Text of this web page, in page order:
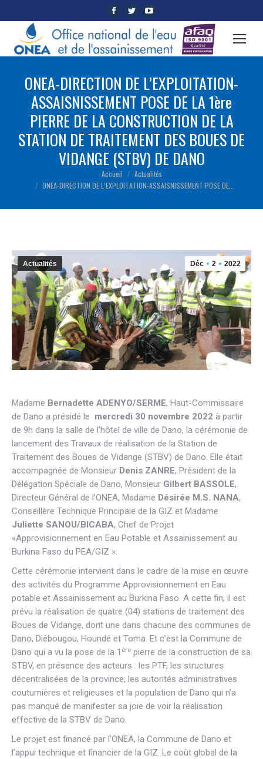
Facebook
opens
in
window
Twitter
opens
in
window
opens
in
window
ONEA-DIRECTION DE L’EXPLOITATION-
ASSAISNISSEMENT POSE DE LA 1ère
PIERRE DE LA CONSTRUCTION DE LA
STATION DE TRAITEMENT DES BOUES DE
VIDANGE (STBV) DE DANO
Accueil
Actualités
ONEA-DIRECTION DE L’EXPLOITATION-ASSAISNISSEMENT POSE DE…
Déc 2 2022
Actualités
Madame Bernadette ADENYO/SERME, Haut-Commissaire
de Dano a présidé le mercredi 30 novembre 2022 à partir
de 9h dans la salle de l’hôtel de ville de Dano, la cérémonie de
lancement des Travaux de réalisation de la Station de
Traitement des Boues de Vidange (STBV) de Dano. Elle était
accompagnée de Monsieur Denis ZANRE, Président de la
Délégation Spéciale de Dano, Monsieur Gilbert BASSOLE,
Directeur Général de l’ONEA, Madame Désirée M.S. NANA,
Conseillère Technique Principale de la GIZ et Madame
Juliette SANOU/BICABA, Chef de Projet
«Approvisionnement en Eau Potable et Assainissement au
Burkina Faso du PEA/GIZ ».
Cette cérémonie intervient dans le cadre de la mise en œuvre
des activités du Programme Approvisionnement en Eau
potable et Assainissement au Burkina Faso. A cette fin, il est
prévu la réalisation de quatre (04) stations de traitement des
Boues de Vidange, dont une dans chacune des communes de
Dano, Diébougou, Houndé et Toma. Et c’est la Commune de
Dano qui a vu la pose de la 1 ère pierre de la construction de sa
STBV, en présence des acteurs : les PTF, les structures
décentralisées de la province, les autorités administratives
coutumières et religieuses et la population de Dano qui n’a
pas manqué de manifester sa joie de voir la réalisation
effective de la STBV de Dano.
Le projet est financé par l’ONEA, la Commune de Dano et
l’appui technique et financier de la GIZ. Le coût global de la